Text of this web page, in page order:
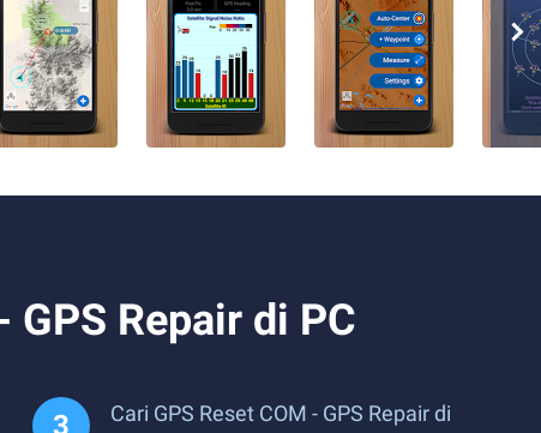
Repair di PC
Cari GPS Reset COM - GPS Repair di